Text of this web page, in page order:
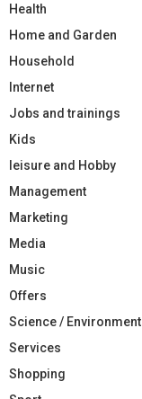
Health
Home and Garden
Household
Internet
Jobs and trainings
Kids
leisure and Hobby
Management
Marketing
Media
Music
Offers
Science / Environment
Services
Shopping